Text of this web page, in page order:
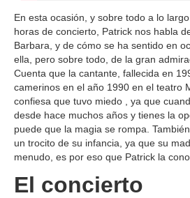
En esta ocasión, y sobre todo a lo
horas de concierto, Patrick nos habla
Barbara, y de cómo se ha sentido en
ella, pero sobre todo, de la gran
Cuenta que la cantante, fallecida en
camerinos en el año 1990 en el teatro
confiesa que tuvo miedo , ya que
desde hace muchos años y tienes la
puede que la magia se rompa.
un trocito de su infancia, ya que su
menudo, es por eso que Patrick la
El concierto